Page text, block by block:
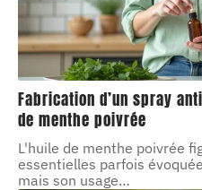
Fabrication d’un spray
de menthe poivrée
L'huile de menthe poivrée
essentielles parfois
mais son usage…